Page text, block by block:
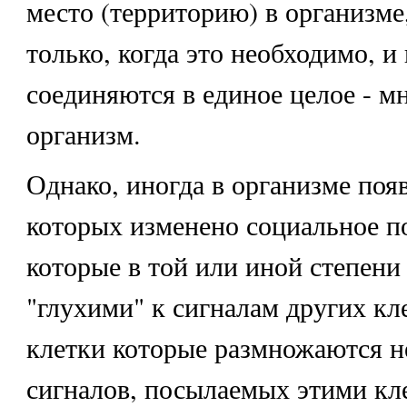
место (территорию) в
только, когда это необходимо, и
соединяются в единое целое -
организм.
Однако, иногда в организме
которых изменено социальное
которые в той или иной степени
"глухими" к сигналам других
клетки которые размножаются
сигналов, посылаемых этими